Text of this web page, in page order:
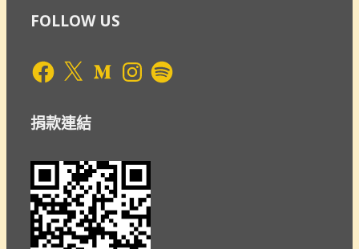
FOLLOW US
Facebook
X MediumInstagram
Spotify
捐款連結